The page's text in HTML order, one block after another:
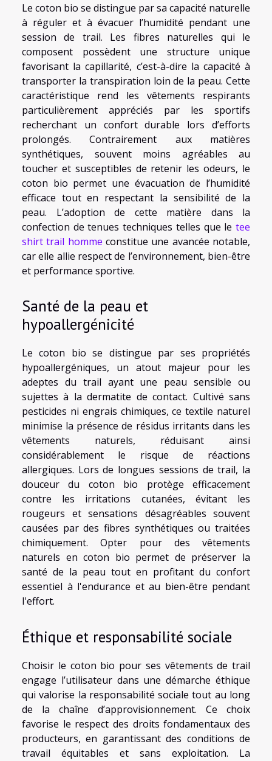
Le coton bio se distingue par sa capacité naturelle
à réguler et à évacuer l’humidité pendant une
session de trail. Les fibres naturelles qui le
composent possèdent une structure unique
favorisant la capillarité, c’est-à-dire la capacité à
transporter la transpiration loin de la peau. Cette
caractéristique rend les vêtements respirants
particulièrement appréciés par les sportifs
recherchant un confort durable lors d’efforts
prolongés. Contrairement aux matières
synthétiques, souvent moins agréables au
toucher et susceptibles de retenir les odeurs, le
coton bio permet une évacuation de l’humidité
efficace tout en respectant la sensibilité de la
peau. L’adoption de cette matière dans la
confection de tenues techniques telles que le tee
shirt trail homme constitue une avancée notable,
car elle allie respect de l’environnement, bien-être
et performance sportive.
Santé de la peau et
hypoallergénicité
Le coton bio se distingue par ses propriétés
hypoallergéniques, un atout majeur pour les
adeptes du trail ayant une peau sensible ou
sujettes à la dermatite de contact. Cultivé sans
pesticides ni engrais chimiques, ce textile naturel
minimise la présence de résidus irritants dans les
vêtements naturels, réduisant ainsi
considérablement le risque de réactions
allergiques. Lors de longues sessions de trail, la
douceur du coton bio protège efficacement
contre les irritations cutanées, évitant les
rougeurs et sensations désagréables souvent
causées par des fibres synthétiques ou traitées
chimiquement. Opter pour des vêtements
naturels en coton bio permet de préserver la
santé de la peau tout en profitant du confort
essentiel à l'endurance et au bien-être pendant
l'effort.
Éthique et responsabilité sociale
Choisir le coton bio pour ses vêtements de trail
engage l’utilisateur dans une démarche éthique
qui valorise la responsabilité sociale tout au long
de la chaîne d’approvisionnement. Ce choix
favorise le respect des droits fondamentaux des
producteurs, en garantissant des conditions de
travail équitables et sans exploitation. La